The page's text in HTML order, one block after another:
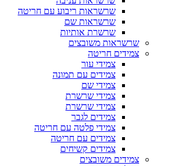
שרשראות ריבוע עם חריטה
שרשראות שם
שרשרת אותיות
שרשראות משובצים
צמידים חריטה
צמידי עור
צמידים עם תמונה
צמידי שם
צמידי שרשרת
צמידי שרשרת
צמידים לגבר
צמידי פלטה עם חריטה
צמידים עם חריטה
צמידים קשיחים
צמידים משובצים